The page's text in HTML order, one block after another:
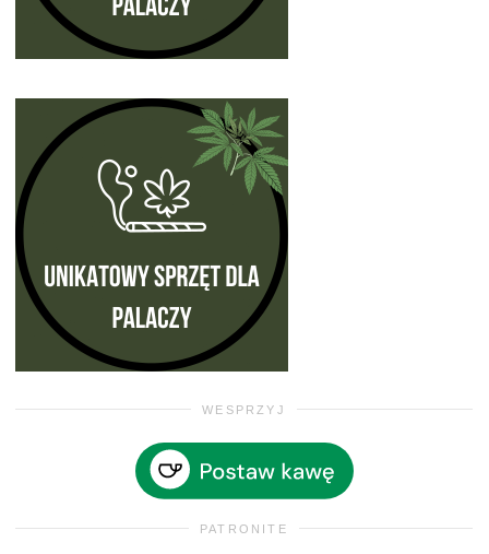
WESPRZYJ
PATRONITE